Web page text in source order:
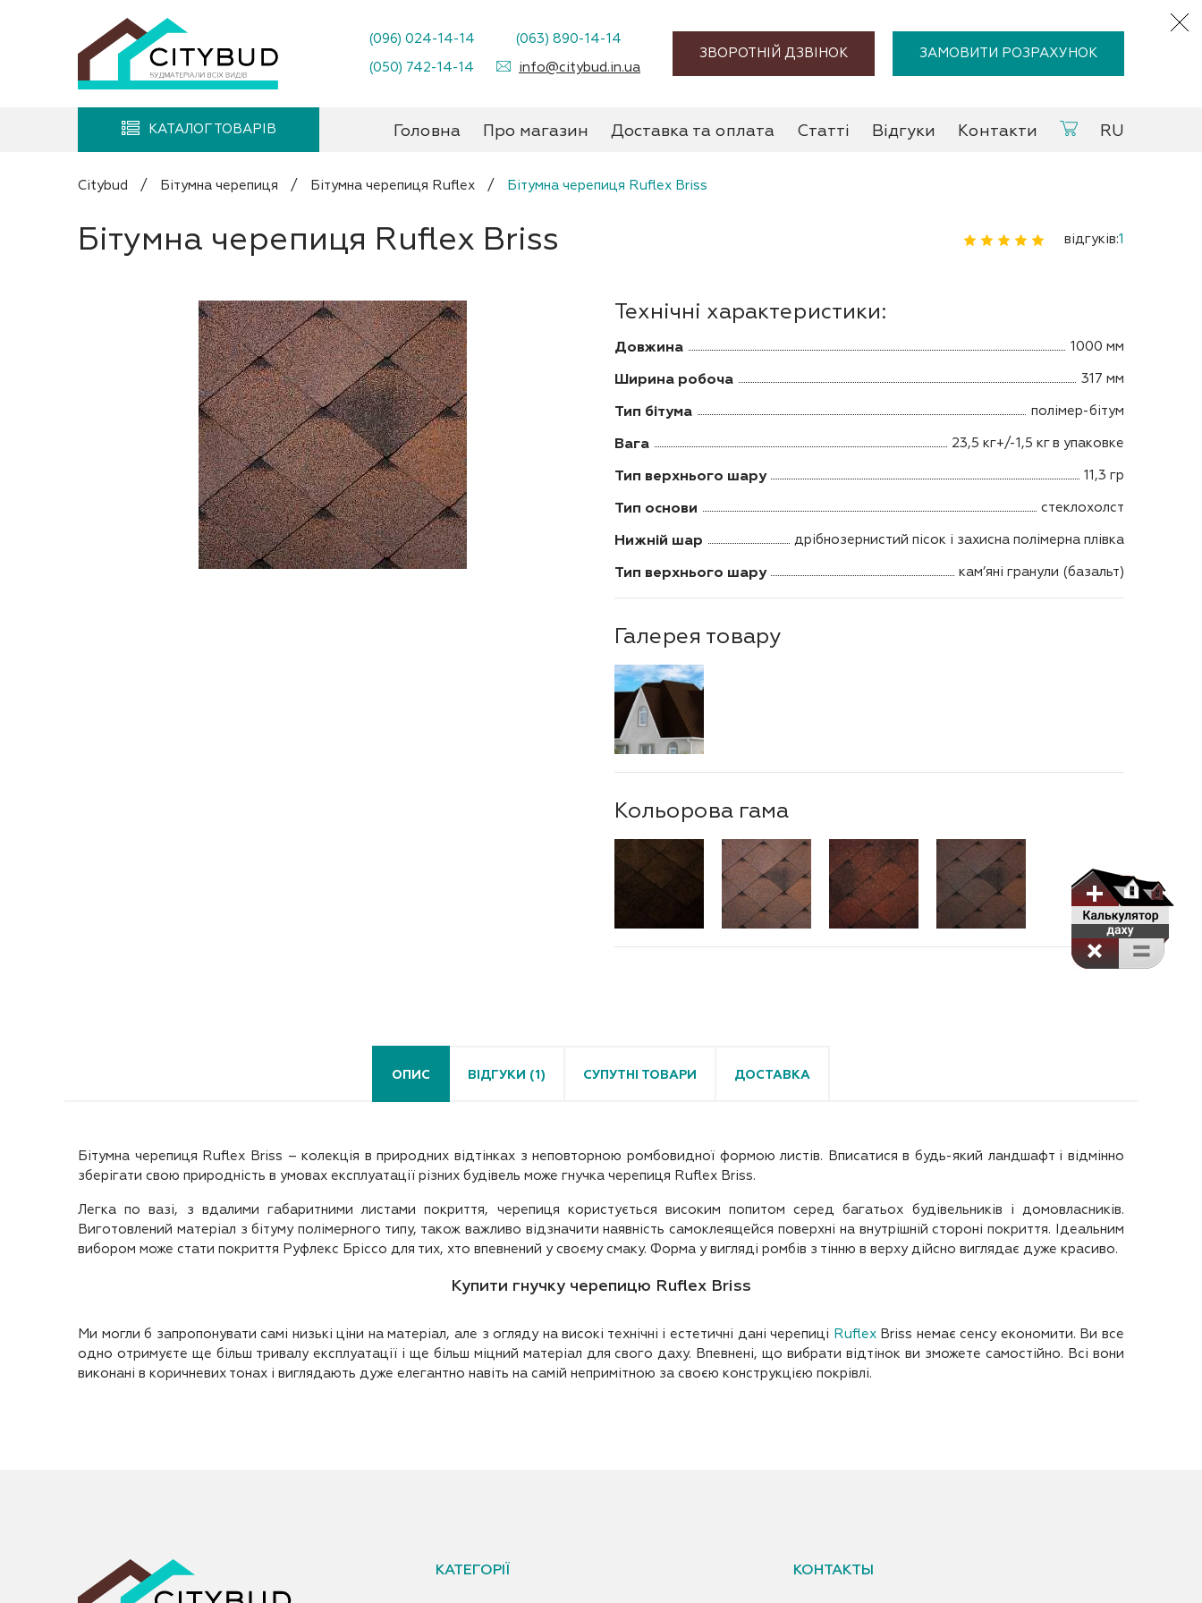
(096) 024-14-14
(063) 890-14-14
(050) 742-14-14
info@citybud.in.ua
ЗВОРОТНІЙ ДЗВІНОК ЗАМОВИТИ РОЗРАХУНОК
КАТАЛОГ ТОВАРІВ Головна Про магазин Доставка та оплата Статті Відгуки Контакти RU
Citybud / Бітумна черепиця / Бітумна черепиця Ruflex / Бітумна черепиця Ruflex Briss
Бітумна черепиця Ruflex Briss відгуків:1
Технічні характеристики:
Довжина 1000 мм
Ширина робоча 317 мм
Тип бітума полімер-бітум
Вага 23,5 кг+/-1,5 кг в упаковке
Тип верхнього шару 11,3 гр
Тип основи стеклохолст
Нижній шар дрібнозернистий пісок і захисна полімерна плівка
Тип верхнього шару кам’яні гранули (базальт)
Галерея товару
Кольорова гама
ОПИС ВІДГУКИ (1) СУПУТНІ ТОВАРИ ДОСТАВКА
Бітумна черепиця Ruflex Briss – колекція в природних відтінках з неповторною ромбовидної формою листів. Вписатися в будь-який ландшафт і відмінно
зберігати свою природність в умовах експлуатації різних будівель може гнучка черепиця Ruflex Briss.
Легка по вазі, з вдалими габаритними листами покриття, черепиця користується високим попитом серед багатьох будівельників і домовласників.
Виготовлений матеріал з бітуму полімерного типу, також важливо відзначити наявність самоклеящейся поверхні на внутрішній стороні покриття. Ідеальним
вибором може стати покриття Руфлекс Бріссо для тих, хто впевнений у своєму смаку. Форма у вигляді ромбів з тінню в верху дійсно виглядає дуже красиво.
Купити гнучку черепицю Ruflex Briss
Ми могли б запропонувати самі низькі ціни на матеріал, але з огляду на високі технічні і естетичні дані черепиці RuflexBriss немає сенсу економити. Ви все
одно отримуєте ще більш тривалу експлуатації і ще більш міцний матеріал для свого даху. Впевнені, що вибрати відтінок ви зможете самостійно. Всі вони
виконані в коричневих тонах і виглядають дуже елегантно навіть на самій непримітною за своєю конструкцією покрівлі.
КАТЕГОРІЇ КОНТАКТЫ